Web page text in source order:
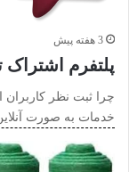
3 هفته پیش
پلتفرم اشتراک
چرا ثبت نظر کاربران
خدمات به صورت